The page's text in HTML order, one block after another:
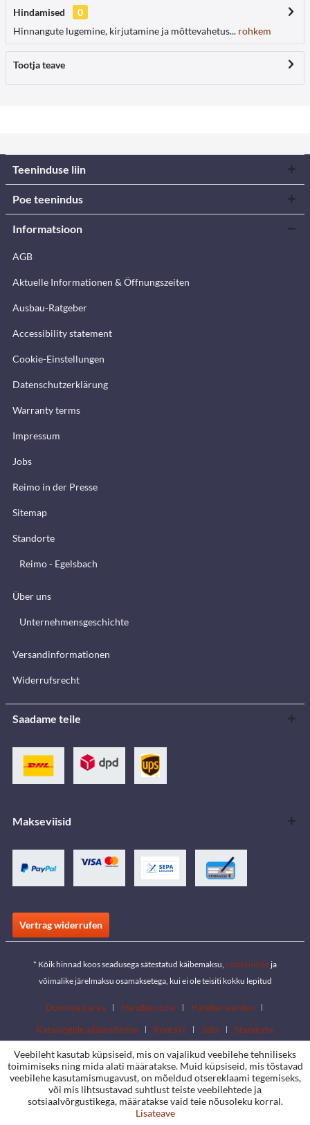
Hindamised
0
Hinnangute lugemine, kirjutamine ja mõttevahetus... rohkem
Tootja teave
Teeninduse liin
Poe teenindus
Informatsioon
AGB
Aktuelle Informationen & Öffnungszeiten
Ausbau-Ratgeber
Accessibility statement
Cookie-Einstellungen
Datenschutzerklärung
Warranty terms
Impressum
Jobs
Reimo in der Presse
Sitemap
Standorte
Reimo - Egelsbach
Über uns
Unternehmensgeschichte
Versandinformationen
Widerrufsrecht
Saadame teile
Makseviisid
Vertrag widerrufen
* Kõik hinnad koos seadusega sätestatud käibemaksu, saatekulude ja
võimalike järelmaksu osamaksetega, kui ei ole teisiti kokku lepitud
Download area Händlersuche
Händler werden
Kataloogide allalaadimine
Kontakt Jobs Standorte
Veebileht kasutab küpsiseid, mis on vajalikud veebilehe tehniliseks
toimimiseks ning mida alati määratakse. Muid küpsiseid, mis tõstavad
veebilehe kasutamismugavust, on mõeldud otsereklaami tegemiseks,
või mis lihtsustavad suhtlust teiste veebilehtede ja
sotsiaalvõrgustikega, määratakse vaid teie nõusoleku korral.
Lisateave